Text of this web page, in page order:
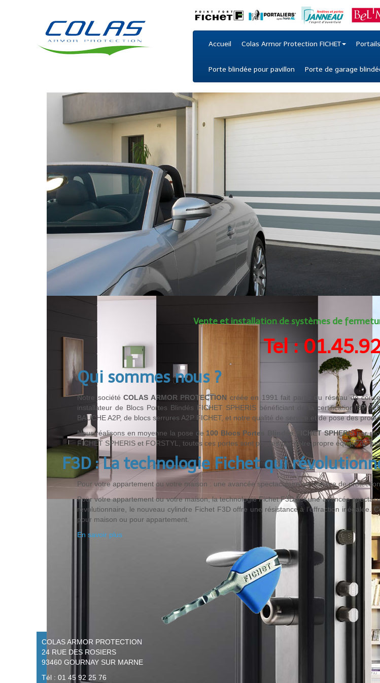
Accueil Colas Armor Protection FICHET Portails
Porte blindée pour pavillon Porte de garage
Vente et installation de systèmes de
Tel :
Qui sommes nous ?
Notre sociétéCOLAS ARMOR PROTECTION créée en 1991 fait partie du réseau de
installateur de Blocs Portes Blindés FICHET SPHERIS bénéficiant de la certification BP
BAUCHE A2P, de blocs serrures A2P FICHET, et notre qualité de service et de pose des
Nous réalisons en moyenne la pose de 100 Blocs Portes Blindés FICHET SPHERISpar
FICHET SPHERIS et FORSTYL, toutes ces portes sont posées par notre propre équipe de
F3D : La technologie Fichet qui
Pour votre appartement ou votre maison : une avancée spectaculaire en matière de protection.
Pour votre appartement ou votre maison, la technologie Fichet F3D est une avancée
révolutionnaire, le nouveau cylindre Fichet F3D offre une résistance à l’effraction inégalée.
pour maison ou pour appartement.
En savoir plus
COLAS ARMOR PROTECTION
24 RUE DES ROSIERS
93460 GOURNAY SUR MARNE
Tél : 01 45 92 25 76